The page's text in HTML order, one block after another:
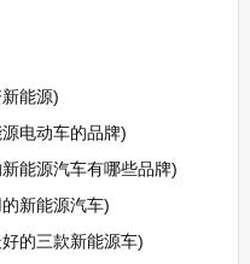
能源)
电动车的品牌)
能源汽车有哪些品牌)
新能源汽车)
的三款新能源车)